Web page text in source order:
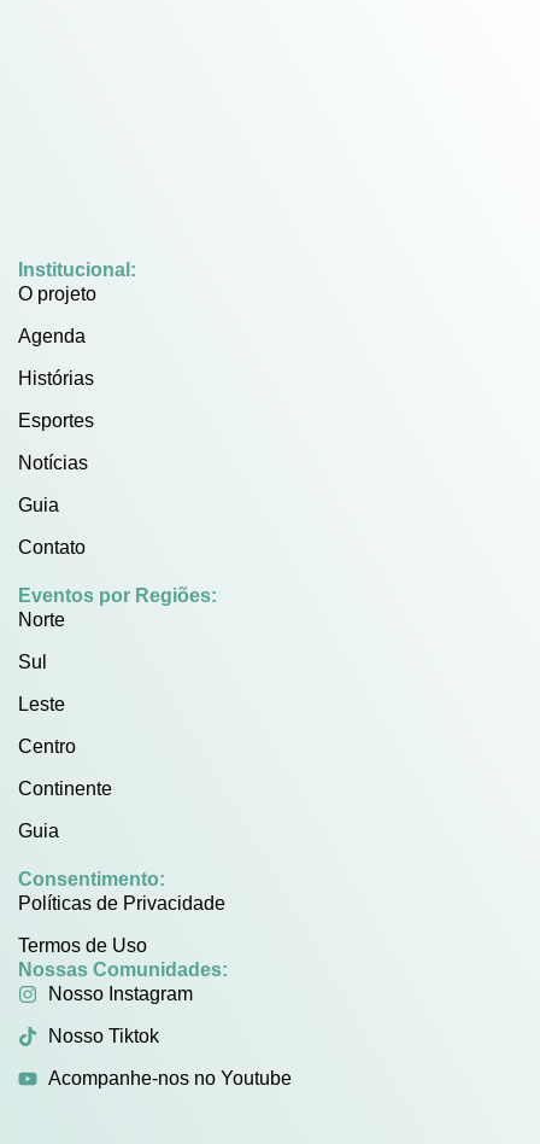
Institucional:
O projeto
Agenda
Histórias
Esportes
Notícias
Guia
Contato
Eventos por Regiões:
Norte
Sul
Leste
Centro
Continente
Guia
Consentimento:
Políticas de Privacidade
Termos de Uso
Nossas Comunidades:
Nosso Instagram
Nosso Tiktok
Acompanhe-nos no Youtube